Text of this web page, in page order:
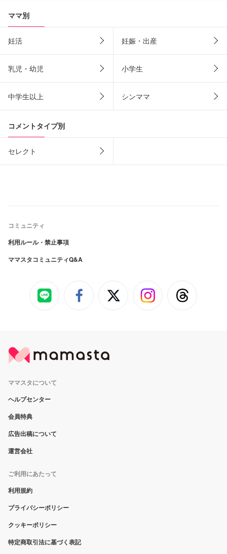
ママ別
妊活 妊娠・出産
乳児・幼児 小学生
中学生以上 シンママ
コメントタイプ別
セレクト
コミュニティ
利用ルール・禁止事項
ママスタコミュニティQ&A
ママスタについて
ヘルプセンター
会員特典
広告出稿について
運営会社
ご利用にあたって
利用規約
プライバシーポリシー
クッキーポリシー
特定商取引法に基づく表記